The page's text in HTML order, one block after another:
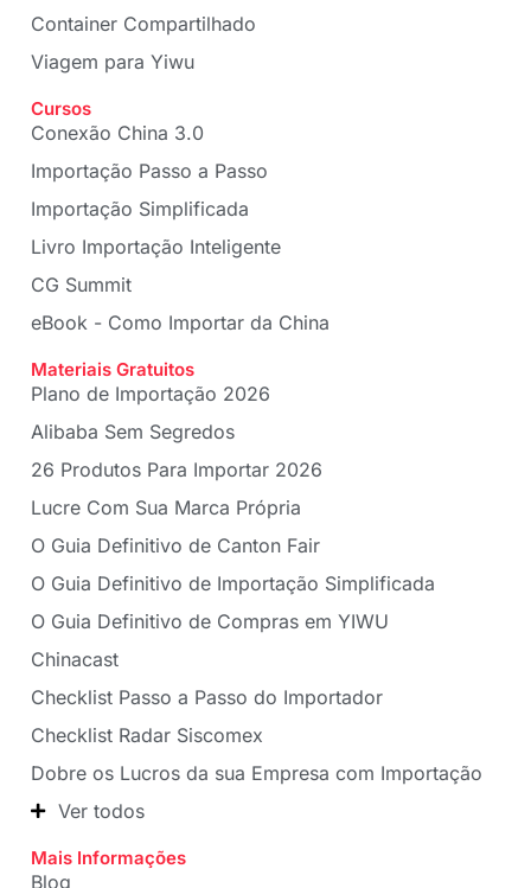
Container Compartilhado
Viagem para Yiwu
Cursos
Conexão China 3.0
Importação Passo a Passo
Importação Simplificada
Livro Importação Inteligente
CG Summit
eBook - Como Importar da China
Materiais Gratuitos
Plano de Importação 2026
Alibaba Sem Segredos
26 Produtos Para Importar 2026
Lucre Com Sua Marca Própria
O Guia Definitivo de Canton Fair
O Guia Definitivo de Importação Simplificada
O Guia Definitivo de Compras em YIWU
Chinacast
Checklist Passo a Passo do Importador
Checklist Radar Siscomex
Dobre os Lucros da sua Empresa com Importação
Ver todos
Mais Informações
Blog